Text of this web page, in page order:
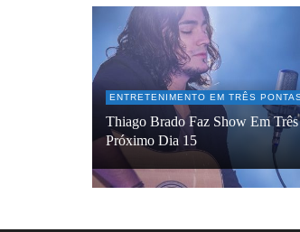
ENTRETENIMENTO EM TRÊS
Thiago Brado Faz Show Em
Próximo Dia 15